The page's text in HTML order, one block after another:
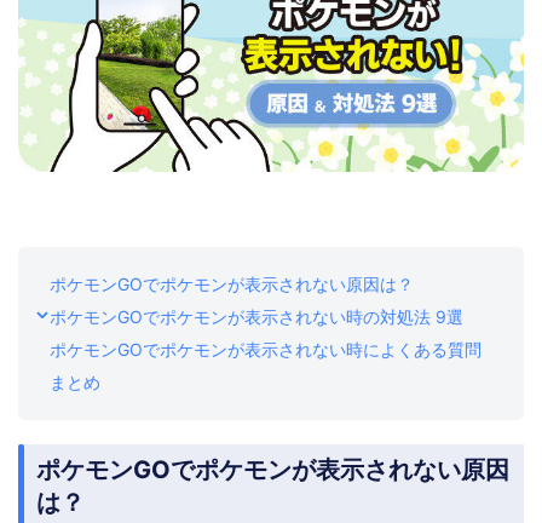
ポケモンGOでポケモンが表示されない原因は？
ポケモンGOでポケモンが表示されない時の対処法 9選
ポケモンGOでポケモンが表示されない時によくある質問
まとめ
ポケモンGOでポケモンが表示されない原因
は？